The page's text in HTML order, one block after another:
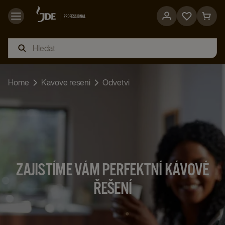
Go
page
Go
page
Home Kavove reseni Odvetvi
ZAJISTÍME VÁM PERFEKTNÍ KÁVOVÉ
ŘEŠENÍ​